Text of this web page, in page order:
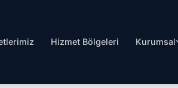
Hizmet Bölgeleri Kurumsal